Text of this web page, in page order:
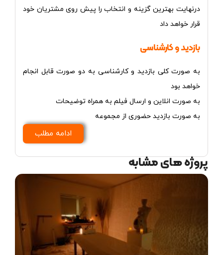
درنهایت بهترین گزینه و انتخاب را پیش روی مشتریان خود
قرار خواهد داد
بازدید و کارشناسی
به صورت کلی بازدید و کارشناسی به دو صورت قابل انجام
خواهد بود
به صورت انلاین و ارسال فیلم به همراه توضیحات
به صورت بازدید حضوری از مجموعه
ادامه مطلب
پروژه های مشابه